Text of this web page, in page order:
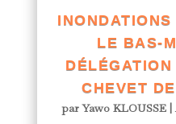
LE BAS-
CHEVET
parYawo KLOUSSE |